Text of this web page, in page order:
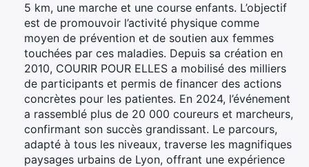
5 km, une marche et une course enfants. L’objectif
est de promouvoir l’activité physique comme
moyen de prévention et de soutien aux femmes
touchées par ces maladies. Depuis sa création en
2010, COURIR POUR ELLES a mobilisé des milliers
de participants et permis de financer des actions
concrètes pour les patientes. En 2024, l’événement
a rassemblé plus de 20 000 coureurs et marcheurs,
confirmant son succès grandissant. Le parcours,
adapté à tous les niveaux, traverse les magnifiques
paysages urbains de Lyon, offrant une expérience